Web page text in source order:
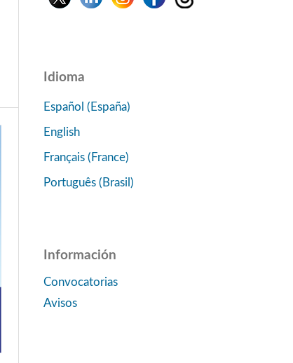
Idioma
Español (España)
English
Français (France)
Português (Brasil)
Información
Convocatorias
Avisos